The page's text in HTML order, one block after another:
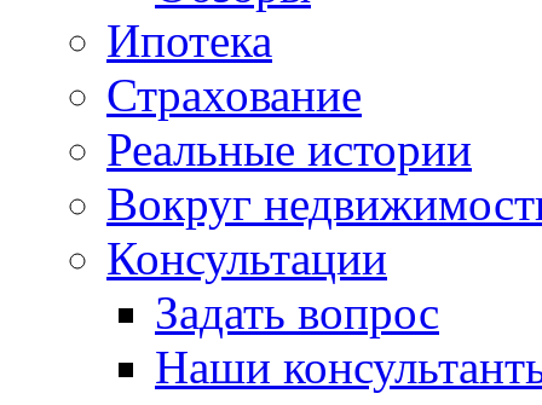
Ипотека
Страхование
Реальные истории
Вокруг
Консультации
Задать вопрос
Наши